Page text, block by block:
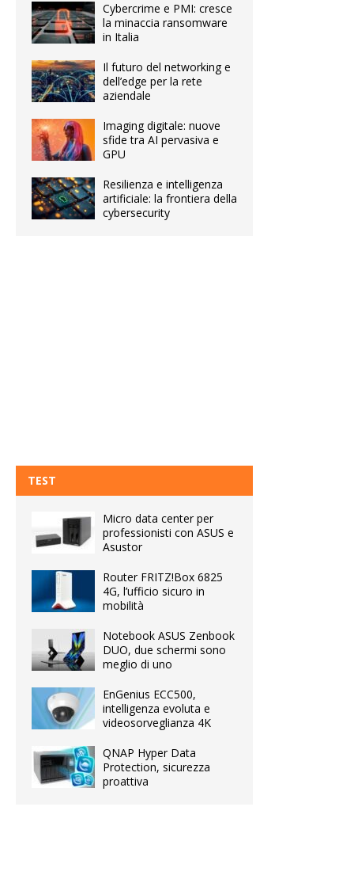
Cybercrime e PMI: cresce
la minaccia ransomware
in Italia
Il futuro del networking e
dell’edge per la rete
aziendale
Imaging digitale: nuove
sfide tra AI pervasiva e
GPU
Resilienza e intelligenza
artificiale: la frontiera della
cybersecurity
TEST
Micro data center per
professionisti con ASUS e
Asustor
Router FRITZ!Box 6825
4G, l’ufficio sicuro in
mobilità
Notebook ASUS Zenbook
DUO, due schermi sono
meglio di uno
EnGenius ECC500,
intelligenza evoluta e
videosorveglianza 4K
QNAP Hyper Data
Protection, sicurezza
proattiva